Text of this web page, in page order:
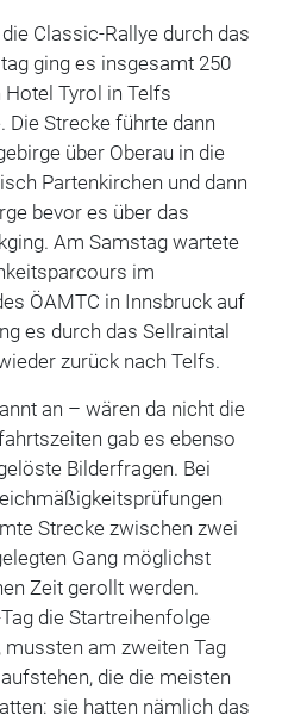
Classic-Rallye durch das
ging es insgesamt 250
Tyrol in Telfs
Die Strecke führte dann
über Oberau in die
Partenkirchen und dann
bevor es über das
Am Samstag wartete
im
ÖAMTC in Innsbruck auf
es durch das Sellraintal
zurück nach Telfs.
an – wären da nicht die
gab es ebenso
Bilderfragen. Bei
Strecke zwischen zwei
Gang möglichst
Zeit gerollt werden.
die Startreihenfolge
am zweiten Tag
die die meisten
sie hatten nämlich das